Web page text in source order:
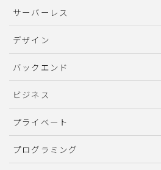
サーバーレス
デザイン
バックエンド
ビジネス
プライベート
プログラミング